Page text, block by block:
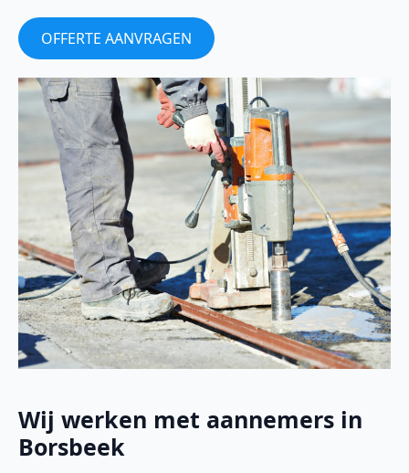
OFFERTE AANVRAGEN
Wij werken met aannemers in
Borsbeek